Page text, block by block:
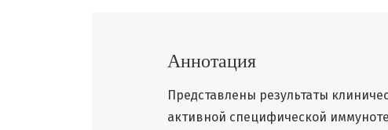
Аннотация
Представлены результаты
активной специфической